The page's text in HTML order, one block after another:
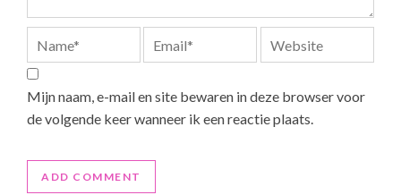
Mijn naam, e-mail en site bewaren in deze browser voor
de volgende keer wanneer ik een reactie plaats.